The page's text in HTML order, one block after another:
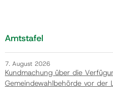
Amtstafel
7. August 2026
Kundmachung über die
Gemeindewahlbehörde vor der